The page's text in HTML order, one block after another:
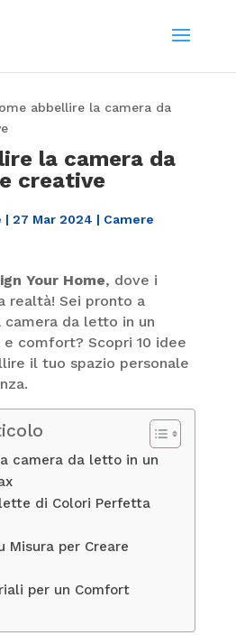
abbellire la camera da
la camera da
creative
| 27 Mar 2024 | Camere
Your Home, dove i
realtà! Sei pronto a
da letto in un
comfort? Scopri 10 idee
il tuo spazio personale
camera da letto in un
di Colori Perfetta
Misura per Creare
per un Comfort